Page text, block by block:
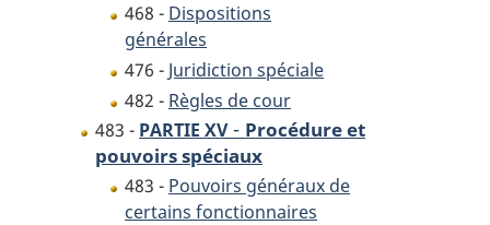
468 - Dispositions
générales
476 - Juridiction spéciale
482 - Règles de cour
483 - PARTIE XV- Procédure et
pouvoirs spéciaux
483 - Pouvoirs généraux de
certains fonctionnaires